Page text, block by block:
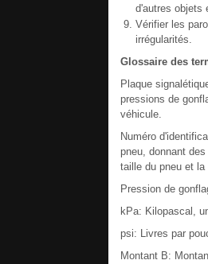
d'autres objets
Vérifier les
irrégularités.
Glossaire des
Plaque
pressions de
véhicule.
Numéro
pneu, donnant
taille du pneu et
Pression de
kPa: Kilopascal,
psi: Livres par
Montant B: